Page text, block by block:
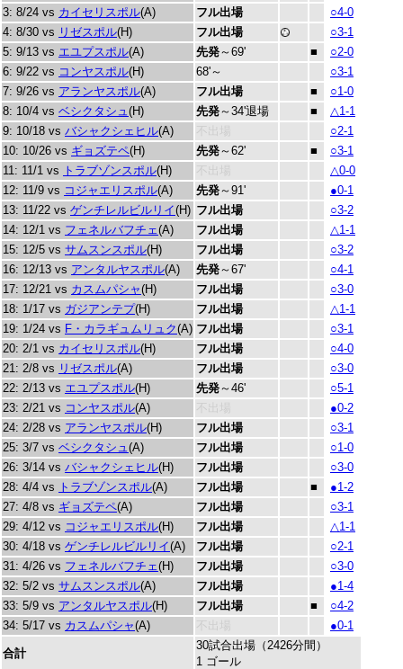
3: 8/24 vs カイセリスポル(A) フル出場
○4-0
4: 8/30 vs リゼスポル(H) フル出場
○3-1
5: 9/13 vs エユプスポル(A) 先発～69' ■
○2-0
6: 9/22 vs コンヤスポル(H) 68'～
○3-1
7: 9/26 vs アランヤスポル(A) フル出場 ■
○1-0
8: 10/4 vs ベシクタシュ(H) 先発～34'退場 ■
△1-1
9: 10/18 vs バシャクシェヒル(A) 不出場
○2-1
10: 10/26 vs ギョズテペ(H) 先発～62' ■
○3-1
11: 11/1 vs トラブゾンスポル(H) 不出場
△0-0
12: 11/9 vs コジャエリスポル(A) 先発～91'
●0-1
13: 11/22 vs ゲンチレルビルリイ(H) フル出場
○3-2
14: 12/1 vs フェネルバフチェ(A) フル出場
△1-1
15: 12/5 vs サムスンスポル(H) フル出場
○3-2
16: 12/13 vs アンタルヤスポル(A) 先発～67'
○4-1
17: 12/21 vs カスムパシャ(H) フル出場
○3-0
18: 1/17 vs ガジアンテプ(H) フル出場
△1-1
19: 1/24 vs F・カラギュムリュク(A) フル出場
○3-1
20: 2/1 vs カイセリスポル(H) フル出場
○4-0
21: 2/8 vs リゼスポル(A) フル出場
○3-0
22: 2/13 vs エユプスポル(H) 先発～46'
○5-1
23: 2/21 vs コンヤスポル(A) 不出場
●0-2
24: 2/28 vs アランヤスポル(H) フル出場
○3-1
25: 3/7 vs ベシクタシュ(A) フル出場
○1-0
26: 3/14 vs バシャクシェヒル(H) フル出場
○3-0
28: 4/4 vs トラブゾンスポル(A) フル出場 ■
●1-2
27: 4/8 vs ギョズテペ(A) フル出場
○3-1
29: 4/12 vs コジャエリスポル(H) フル出場
△1-1
30: 4/18 vs ゲンチレルビルリイ(A) フル出場
○2-1
31: 4/26 vs フェネルバフチェ(H) フル出場
○3-0
32: 5/2 vs サムスンスポル(A) フル出場
●1-4
33: 5/9 vs アンタルヤスポル(H) フル出場 ■
○4-2
34: 5/17 vs カスムパシャ(A) 不出場 ●0-1
合計
30試合出場（2426分間）
1 ゴール